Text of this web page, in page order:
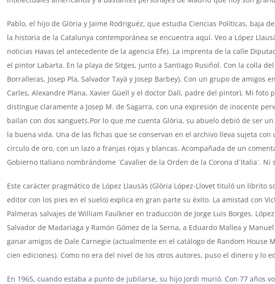
Pablo, el hijo de Glòria y Jaime Rodriguéz, que estudia Ciencias Políticas, baja
la historia de la Catalunya contemporánea se encuentra aquí. Veo a López
noticias Havas (el antecedente de la agencia Efe). La imprenta de la calle
el pintor Labarta. En la playa de Sitges, junto a Santiago Rusiñol. Con la colla
Borralleras, Josep Pla, Salvador Tayà y Josep Barbey). Con un grupo de amigos
Carles, Alexandre Plana, Xavier Güell y el doctor Dalí, padre del pintor). Mi foto
distingue claramente a Josep M. de Sagarra, con una expresión de inocente
bailan con dos xanguets.Por lo que me cuenta Glòria, su abuelo debió de ser
la buena vida. Una de las fichas que se conservan en el archivo lleva sujeta
círculo de oro, con un lazo a franjas rojas y blancas. Acompañada de un
Gobierno Italiano nombrándome ´Cavalier de la Orden de la Corona d´Italia´.
Este carácter pragmático de López Llausàs (Glòria López-Llovet tituló un librito
editor con los pies en el suelo) explica en gran parte su éxito. La amistad con
Palmeras salvajes de William Faulkner en traducción de Jorge Luis Borges.
Salvador de Madariaga y Ramón Gómez de la Serna, a Eduardo Mallea y
ganar amigos de Dale Carnegie (actualmente en el catálogo de Random
cien ediciones). Como no era del nivel de los otros autores, puso el dinero y lo
En 1965, cuando estaba a punto de jubilarse, su hijo Jordi murió. Con 77 años